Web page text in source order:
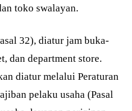
toko swalayan.
32), diatur jam buka-
dan department store.
diatur melalui Peraturan
pelaku usaha (Pasal